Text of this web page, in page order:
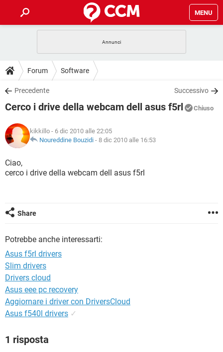
MENU
INTRATTENIMENTO
iOS
INSTAGRAM WHATSAPP
TIKTOK
HARDWARE
GUIDE
COVID-19
INSTAGRAM
TIKTOK
HARDWARE
DOWNLOAD
COVID-19 GAMING
INTRATTENIMENTO
iOS WINDOWS 10
INSTAGRAM
TIKTOK FACEBOOK
COVID-19
INTRATTENIMENTO
iOS
HARDWARE
GLOSSARIO
COVID-19
INTRATTENIMENTO ANDROID
INSTAGRAM
HARDWARE
Forum Software
Precedente Successivo
Cerco i drive della webcam dell asus f5rl Chiuso
kikkillo - 6 dic 2010 alle 22:05
Noureddine Bouzidi - 8 dic 2010 alle 16:53
Ciao,
cerco i drive della webcam dell asus f5rl
Share
Potrebbe anche interessarti:
Asus f5rl drivers
Slim drivers
Drivers cloud
Asus eee pc recovery
Aggiornare i driver con DriversCloud
Asus f540l drivers ✓
1 risposta